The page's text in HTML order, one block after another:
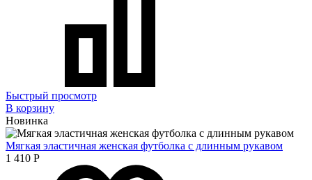
Быстрый просмотр
В корзину
Новинка
Мягкая эластичная женская футболка с длинным рукавом
1 410 Р